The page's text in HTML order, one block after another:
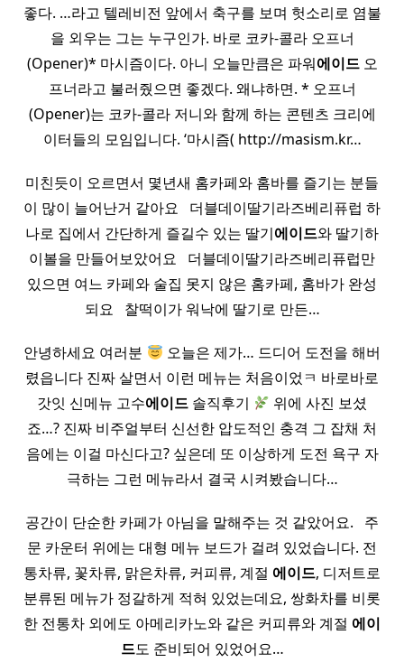
좋다. …라고 텔레비전 앞에서 축구를 보며 헛소리로 염불
을 외우는 그는 누구인가. 바로 코카-콜라 오프너
(Opener)* 마시즘이다. 아니 오늘만큼은 파워에이드오
프너라고 불러줬으면 좋겠다. 왜냐하면. * 오프너
(Opener)는 코카-콜라 저니와 함께 하는 콘텐츠 크리에
이터들의 모임입니다. ‘마시즘( http://masism.kr…
미친듯이 오르면서 몇년새 홈카페와 홈바를 즐기는 분들
이 많이 늘어난거 같아요 ​ ​ 더블데이딸기라즈베리퓨럽 하
나로 집에서 간단하게 즐길수 있는 딸기에이드와 딸기하
이볼을 만들어보았어요 ​ ​ 더블데이딸기라즈베리퓨럽만
있으면 여느 카페와 술집 못지 않은 홈카페, 홈바가 완성
되요 ​ ​ 찰떡이가 워낙에 딸기로 만든…
안녕하세요 여러분
오늘은 제가… 드디어 도전을 해버
렸읍니다 진짜 살면서 이런 메뉴는 처음이었ㅋ 바로바로
갓잇 신메뉴 고수에이드솔직후기
위에 사진 보셨
죠…? 진짜 비주얼부터 신선한 압도적인 충격​ 그 잡채 처
음에는 이걸 마신다고? 싶은데 또 이상하게 도전 욕구 자
극하는 그런 메뉴라서 결국 시켜봤습니다…
공간이 단순한 카페가 아님을 말해주는 것 같았어요. ​ ​ 주
문 카운터 위에는 대형 메뉴 보드가 걸려 있었습니다. 전
통차류, 꽃차류, 맑은차류, 커피류, 계절 에이드, 디저트로
분류된 메뉴가 정갈하게 적혀 있었는데요, 쌍화차를 비롯
한 전통차 외에도 아메리카노와 같은 커피류와 계절 에이
드도 준비되어 있었어요…